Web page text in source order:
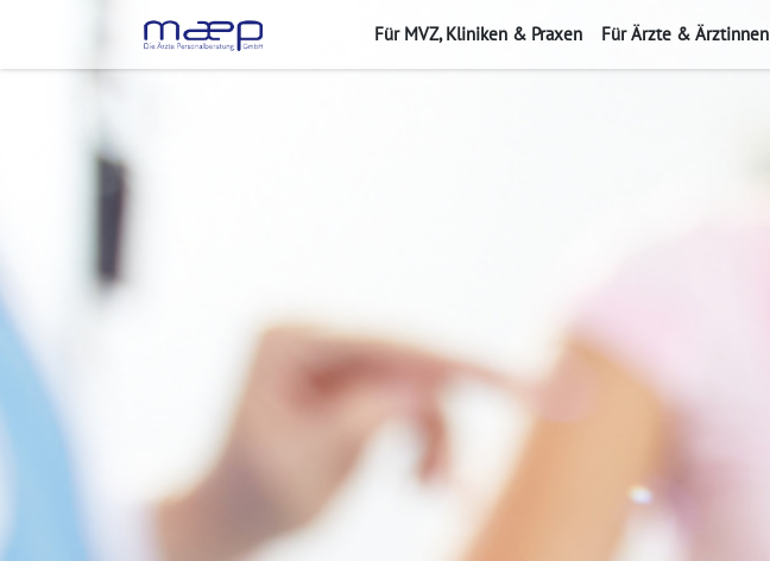
Für MVZ, Kliniken & Praxen Für Ärzte & Ärztinnen